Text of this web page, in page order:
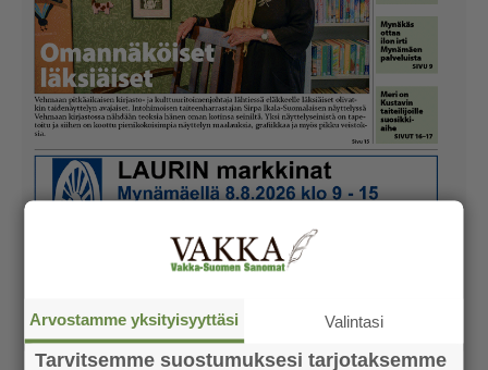
Arvostamme yksityisyyttäsi Valintasi
Tarvitsemme suostumuksesi tarjotaksemme